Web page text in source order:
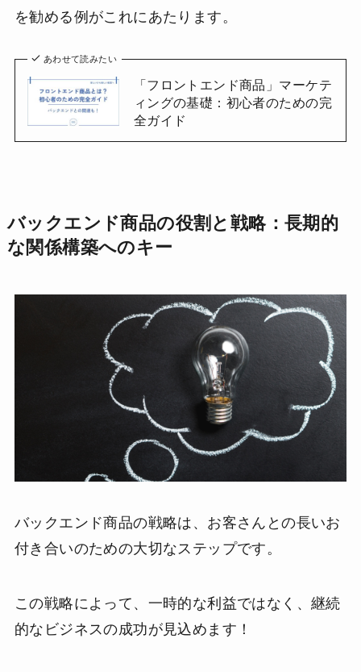
を勧める例がこれにあたります。
あわせて読みたい
「フロントエンド商品」マーケテ
ィングの基礎：初心者のための完
全ガイド
バックエンド商品の役割と戦略：長期的
な関係構築へのキー
バックエンド商品の戦略は、お客さんとの長いお
付き合いのための大切なステップです。
この戦略によって、一時的な利益ではなく、継続
的なビジネスの成功が見込めます！